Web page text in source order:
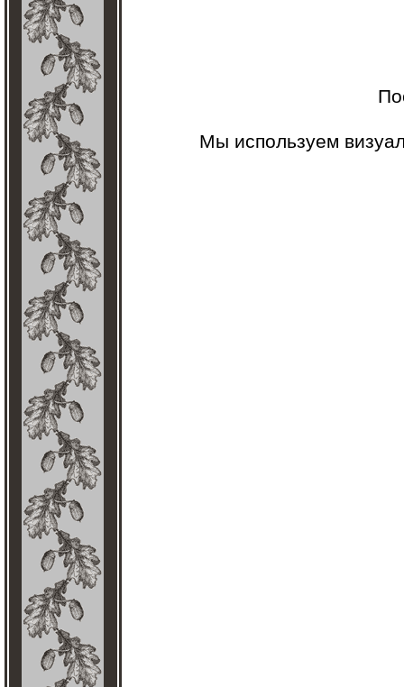
Мы используем